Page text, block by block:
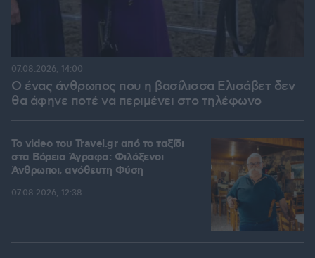
Ο ένας άνθρωπος που η βασίλισσα Ελισάβετ δεν
θα άφηνε ποτέ να περιμένει στο τηλέφωνο
07.08.2026, 14:00
To video του Travel.gr από το ταξίδι
στα Βόρεια Άγραφα: Φιλόξενοι
Άνθρωποι, ανόθευτη Φύση
07.08.2026, 12:38